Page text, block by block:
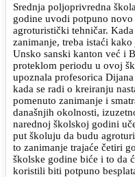
Srednja poljoprivredna
godine uvodi potpuno
agroturistički tehničar.
zanimanje, treba istaći
Unsko sanski kanton već i
proteklom periodu u ovoj
upoznala profesorica
kada se radi o kreiranju
pomenuto zanimanje i
današnjih okolnosti,
narednoj školskoj godini
put školuju da budu
to zanimanje trajaće četiri
školske godine biće i to da
koristili biti potpuno